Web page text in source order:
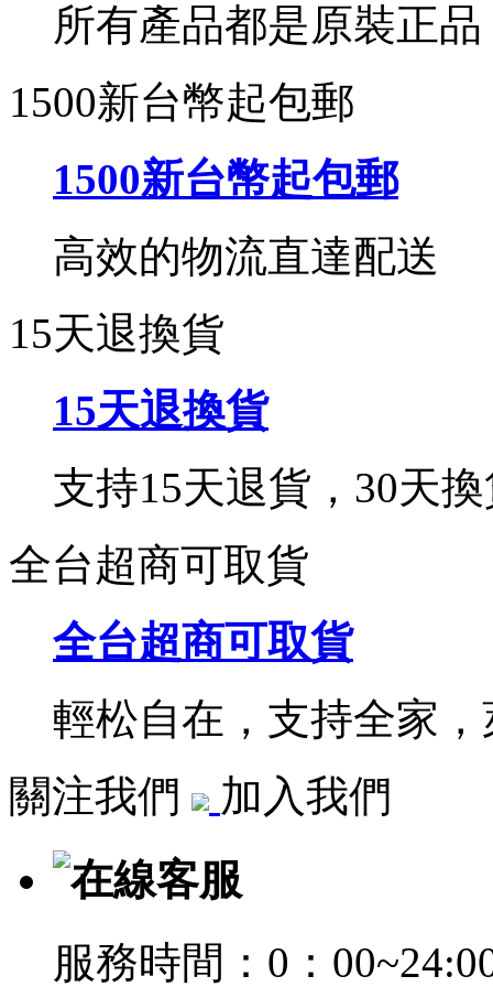
所有產品都是原裝正品
1500新台幣起包郵
1500新台幣起包郵
高效的物流直達配送
15天退換貨
15天退換貨
支持15天退貨，30天
全台超商可取貨
全台超商可取貨
輕松自在，支持全家
關注我們
加入我們
在線客服
服務時間：0：